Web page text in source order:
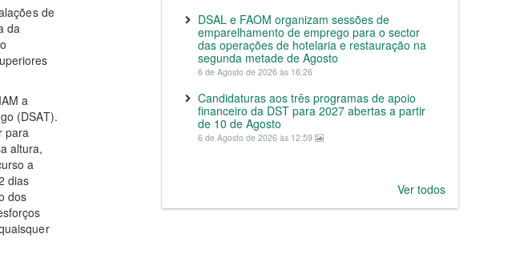
de
da
a
(DSAT).
para
altura,
a
dias
dos
DSAL e FAOM organizam sessões de
emparelhamento de emprego para o sector
das operações de hotelaria e restauração na
segunda metade de Agosto
6 de Agosto de 2026 às 16:26
Candidaturas aos três programas de apoio
financeiro da DST para 2027 abertas a partir
de 10 de Agosto
6 de Agosto de 2026 às 12:59
Ver todos